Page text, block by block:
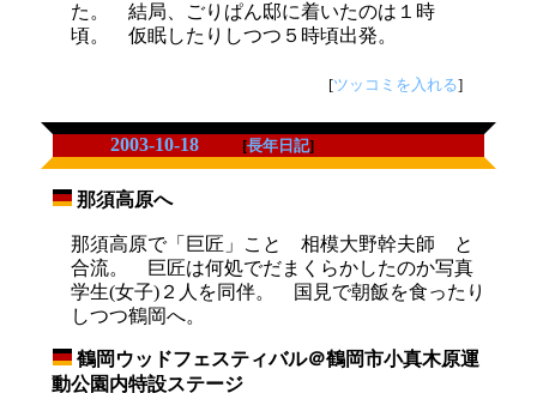
た。 結局、ごりぱん邸に着いたのは１時
頃。 仮眠したりしつつ５時頃出発。
[ツッコミを入れる]
2003-10-18 [長年日記]
那須高原へ
那須高原で「巨匠」こと 相模大野幹夫師 と
合流。 巨匠は何処でだまくらかしたのか写真
学生(女子)２人を同伴。 国見で朝飯を食ったり
しつつ鶴岡へ。
鶴岡ウッドフェスティバル＠鶴岡市小真木原運
動公園内特設ステージ